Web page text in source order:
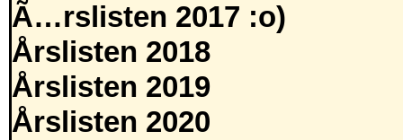
Ã…rslisten 2017 :o)
Årslisten 2018
Årslisten 2019
Årslisten 2020